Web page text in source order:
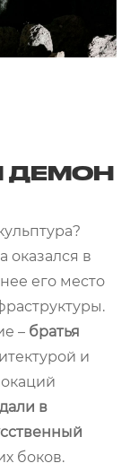
ДЕМОН
оказался в
его место
– братья
и
в
боков.